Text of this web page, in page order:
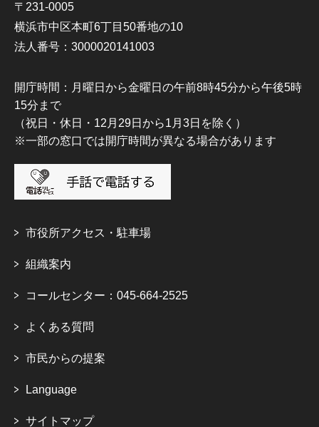
〒231-0005
横浜市中区本町6丁目50番地の10
法人番号：3000020141003
開庁時間：月曜日から金曜日の午前8時45分から午後5時
15分まで
（祝日・休日・12月29日から1月3日を除く）
※一部の窓口では開庁時間が異なる場合があります
市役所アクセス・駐車場
組織案内
コールセンター：045-664-2525
よくある質問
市民からの提案
Language
サイトマップ